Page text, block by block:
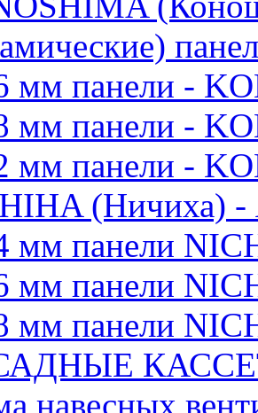
мм панели -
мм панели -
мм панели -
(Ничиха) -
мм панели
мм панели
мм панели
навесных